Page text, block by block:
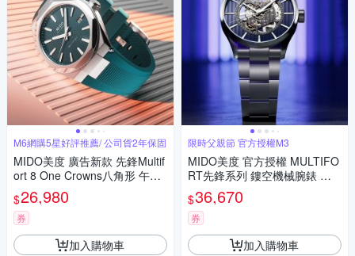
M6網購5星好評推薦/ 公司貨2年保固
MIDO美度 廣告新款 先鋒Multif
ort 8 One Crowns八角形 午夜
綠膠錶帶40㎜ M6(M05550717
09100)
$26,980
券
加入購物車
限時父親節 官方授權M3
MIDO美度 官方授權 MULTIFO
RT先鋒系列 鏤空機械腕錶 父
親節 禮物 推薦 42mm / M0384
361104100
$36,670
券
加入購物車